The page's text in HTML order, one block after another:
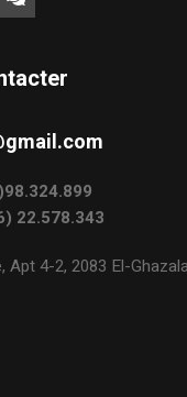
22.578.343
Apt 4-2, 2083 El-